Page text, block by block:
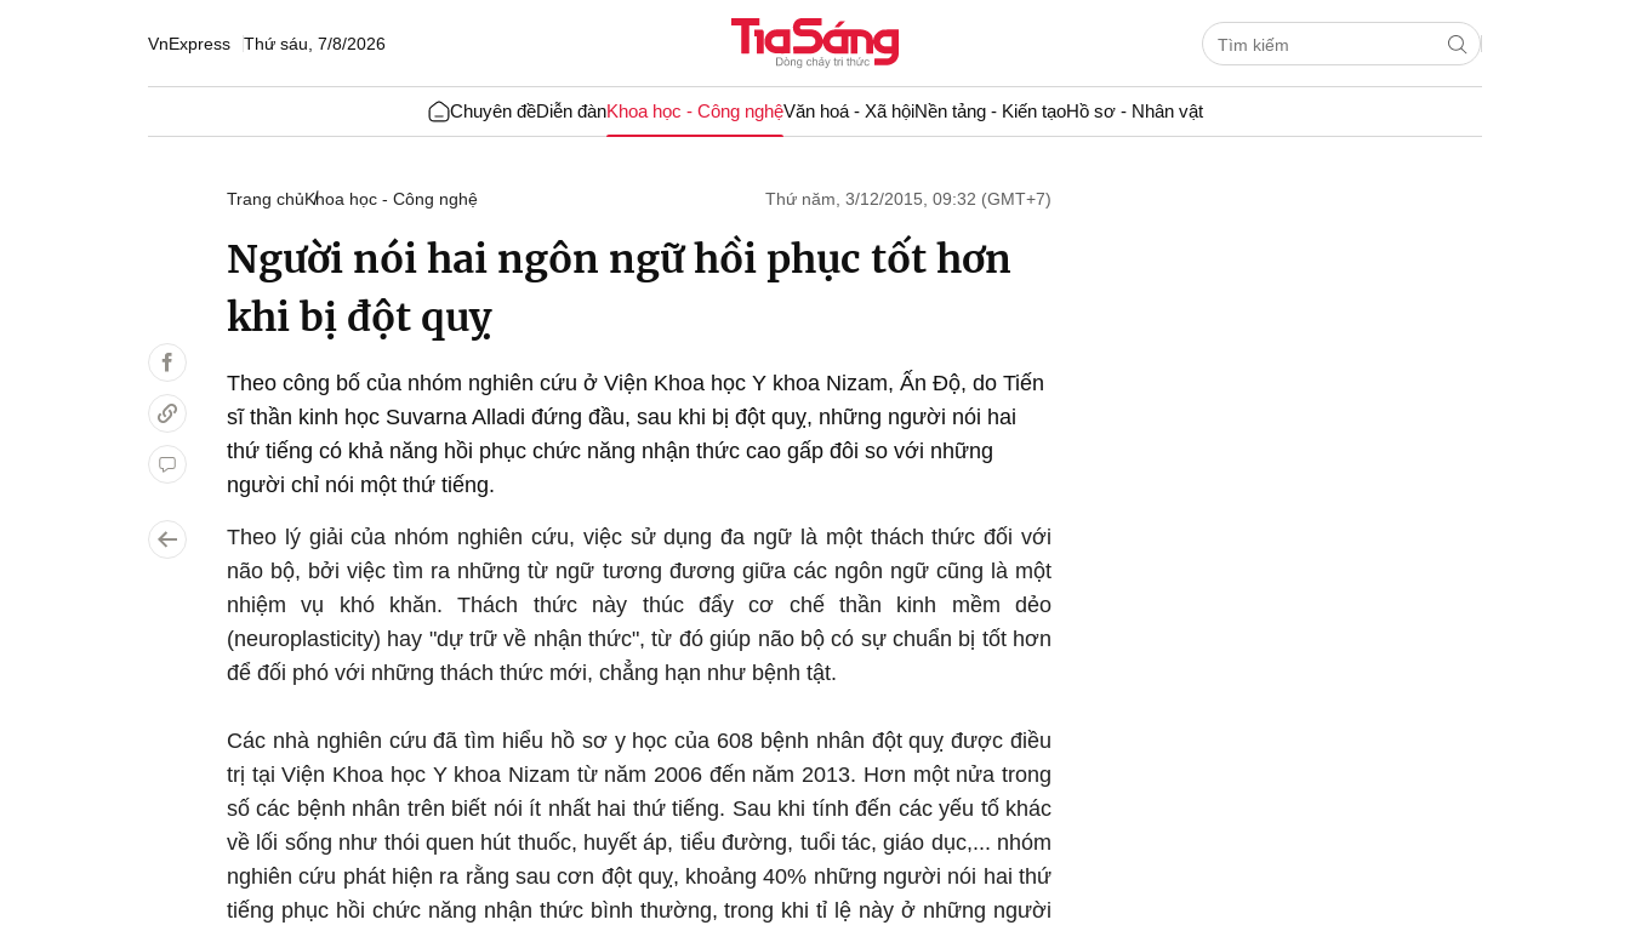
VnExpress Thứ sáu, 7/8/2026
Chuyên đềDiễn đànKhoa học - Công nghệVăn hoá - Xã hộiNền tảng - Kiến tạoHồ sơ - Nhân vật
Trang chủKhoa học - Công nghệ Thứ năm, 3/12/2015, 09:32 (GMT+7)
Người nói hai ngôn ngữ hồi phục tốt hơn
khi bị đột quỵ
Theo công bố của nhóm nghiên cứu ở Viện Khoa học Y khoa Nizam, Ấn Độ, do Tiến
sĩ thần kinh học Suvarna Alladi đứng đầu, sau khi bị đột quỵ, những người nói hai
thứ tiếng có khả năng hồi phục chức năng nhận thức cao gấp đôi so với những
người chỉ nói một thứ tiếng.
Theo lý giải của nhóm nghiên cứu, việc sử dụng đa ngữ là một thách thức đối với
não bộ, bởi việc tìm ra những từ ngữ tương đương giữa các ngôn ngữ cũng là một
nhiệm vụ khó khăn. Thách thức này thúc đẩy cơ chế thần kinh mềm dẻo
(neuroplasticity) hay "dự trữ về nhận thức", từ đó giúp não bộ có sự chuẩn bị tốt hơn
để đối phó với những thách thức mới, chẳng hạn như bệnh tật.
Các nhà nghiên cứu đã tìm hiểu hồ sơ y học của 608 bệnh nhân đột quỵ được điều
trị tại Viện Khoa học Y khoa Nizam từ năm 2006 đến năm 2013. Hơn một nửa trong
số các bệnh nhân trên biết nói ít nhất hai thứ tiếng. Sau khi tính đến các yếu tố khác
về lối sống như thói quen hút thuốc, huyết áp, tiểu đường, tuổi tác, giáo dục,... nhóm
nghiên cứu phát hiện ra rằng sau cơn đột quỵ, khoảng 40% những người nói hai thứ
tiếng phục hồi chức năng nhận thức bình thường, trong khi tỉ lệ này ở những người